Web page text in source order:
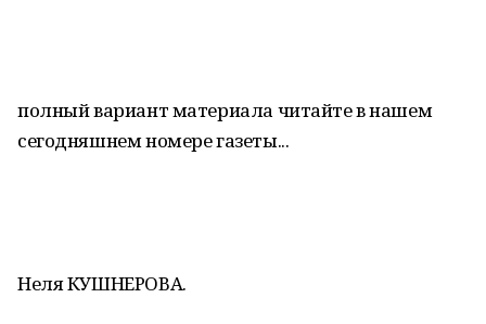
полный вариант материала читайте в нашем
сегодняшнем номере газеты...
Неля КУШНЕРОВА.